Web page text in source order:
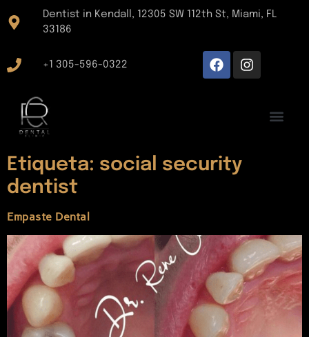
Dentist in Kendall, 12305 SW 112th St, Miami, FL
33186
+1 305-596-0322
Etiqueta: social security
dentist
Empaste Dental